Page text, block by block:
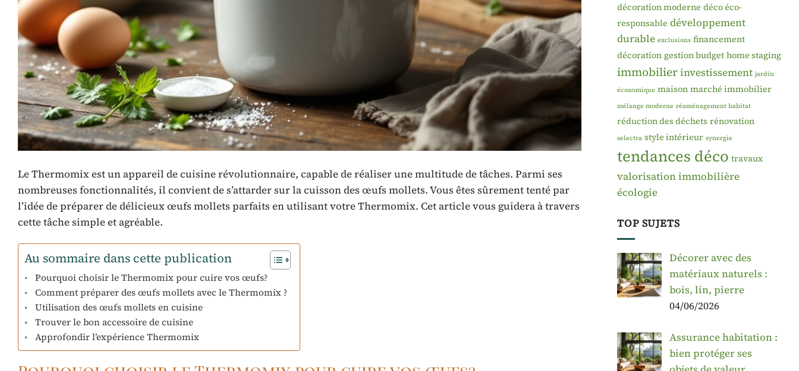
Le Thermomix est un appareil de cuisine révolutionnaire, capable de réaliser une multitude de tâches. Parmi ses
nombreuses fonctionnalités, il convient de s’attarder sur la cuisson des œufs mollets. Vous êtes sûrement tenté par
l’idée de préparer de délicieux œufs mollets parfaits en utilisant votre Thermomix. Cet article vous guidera à travers
cette tâche simple et agréable.
Au sommaire dans cette publication
Pourquoi choisir le Thermomix pour cuire vos œufs?
Comment préparer des œufs mollets avec le Thermomix ?
Utilisation des œufs mollets en cuisine
Trouver le bon accessoire de cuisine
Approfondir l’expérience Thermomix
décoration moderne déco éco-
responsable développement
durable exclusions financement
décoration gestion budget home staging
immobilierinvestissement jardin
économique maison marché immobilier
mélange moderne réaménagement habitat
réduction des déchets rénovation
selectra style intérieur synergie
tendances déco travaux
valorisation immobilière
écologie
TOP SUJETS
Décorer avec des
matériaux naturels :
bois, lin, pierre
04/06/2026
Assurance habitation :
bien protéger ses